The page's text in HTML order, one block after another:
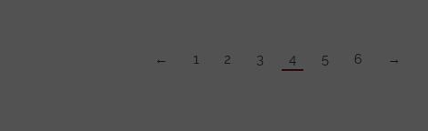
← 1 2 3 4 5 6 →